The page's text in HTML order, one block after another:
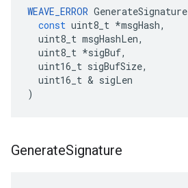
WEAVE_ERROR GenerateSignature
const uint8_t *msgHash,
uint8_t msgHashLen,
uint8_t *sigBuf,
uint16_t sigBufSize,
uint16_t & sigLen
)
GenerateSignature